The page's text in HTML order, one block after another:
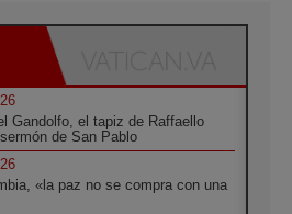
Gandolfo, el tapiz de Raffaello
de San Pablo
«la paz no se compra con una